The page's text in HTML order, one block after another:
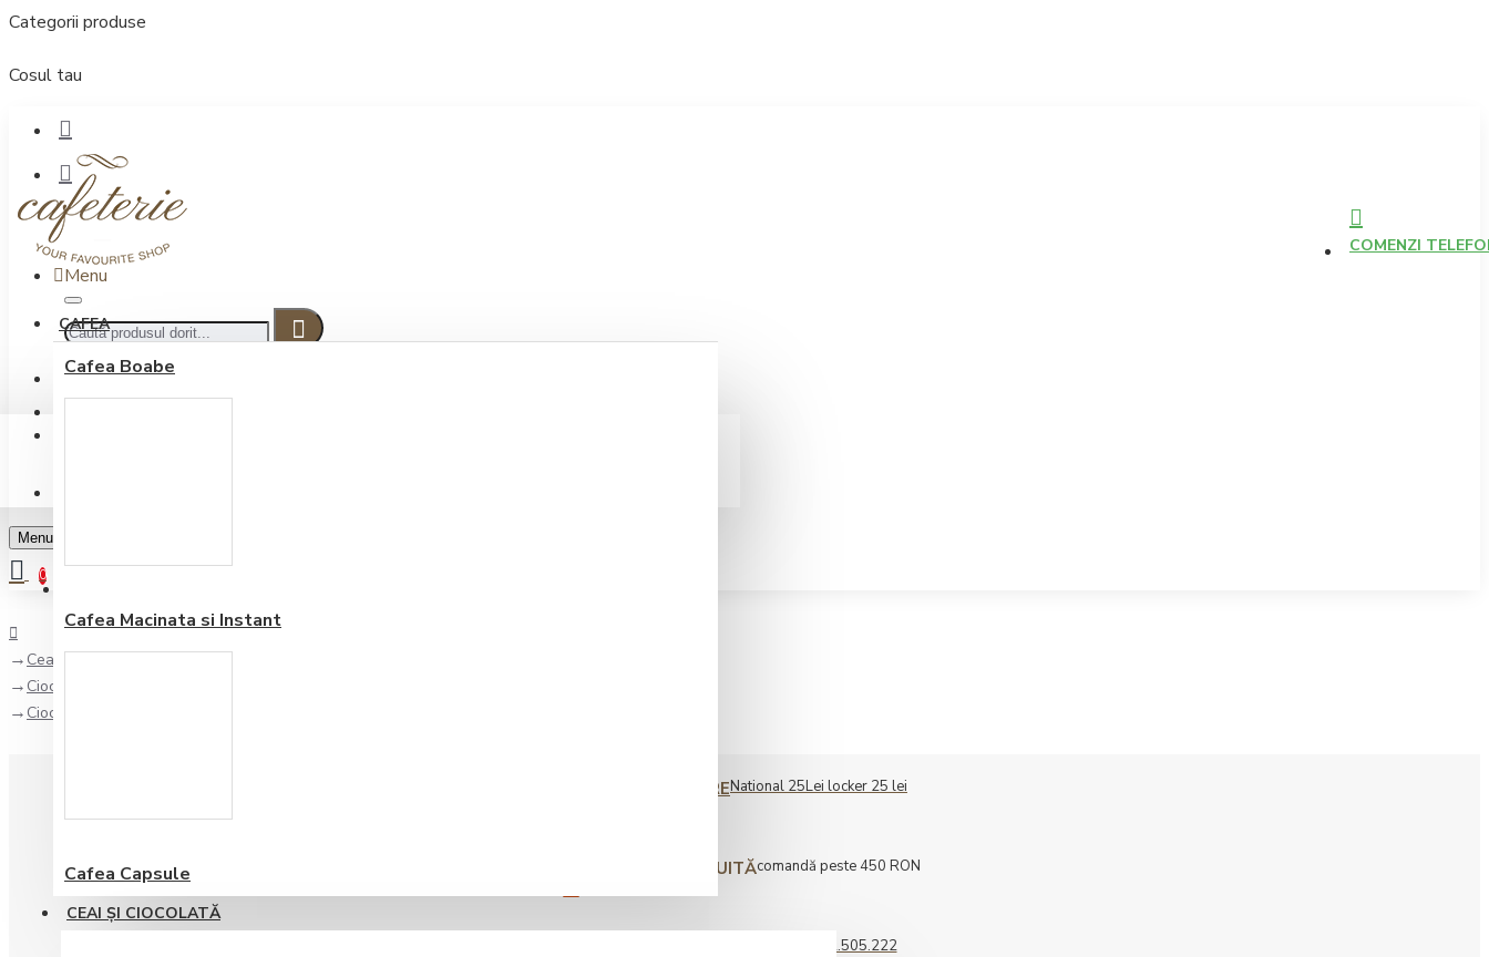
Categorii produse
Cosul tau
COMENZI
Contul meu
Menu
CAFEA
Cafea Boabe
Cafea Macinata si Instant
Cafea Capsule
CEAI ŞI CIOCOLATĂ
CONECTARE
Menu
0
Ceai şi Ciocolată
Ciocolata calda
Ciocolata Calda Caramel Sarat Foodness 15 plicuri
COST LIVRARENational 25Lei locker 25 lei
LIVRARE GRATUITĂcomandă peste 450 RON
0722.505.222